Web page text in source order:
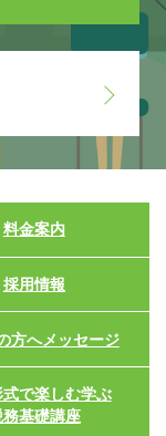
料金案内
採用情報
方へメッセージ
で楽しむ学ぶ
務基礎講座